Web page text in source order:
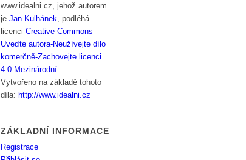
www.idealni.cz, jehož autorem
jeJan Kulhánek, podléhá
licenciCreative Commons
Uveďte autora-Neužívejte dílo
komerčně-Zachovejte licenci
4.0 Mezinárodní .
Vytvořeno na základě tohoto
díla: http://www.idealni.cz
ZÁKLADNÍ INFORMACE
Registrace